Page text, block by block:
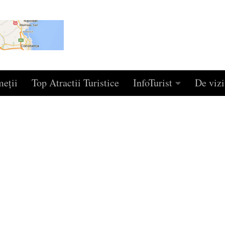
Top Atractii Turistice InfoTurist De